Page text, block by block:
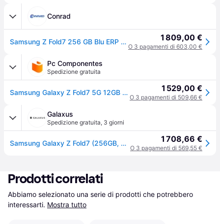
Conrad
Samsung Z Fold7 256 GB Blu ERP B (A - G) 20.3 cm (8 pollici) Smartphone 1 809,00 €
O 3 pagamenti di 603,00 €
Pc Componentes
Spedizione gratuita
Samsung Galaxy Z Fold7 5G 12GB 256GB 8" Blu Intenso 1 529,00 €
O 3 pagamenti di 509,66 €
Galaxus
Spedizione gratuita, 3 giorni
Samsung Galaxy Z Fold7 (256GB, Azzurro, L'ombra blu, 8", SIM + eSIM, 5G), Smartphone, Blu 1 708,66 €
O 3 pagamenti di 569,55 €
Prodotti correlati
Abbiamo selezionato una serie di prodotti che potrebbero
interessarti. Mostra tutto